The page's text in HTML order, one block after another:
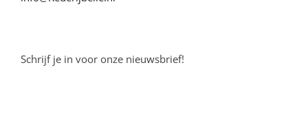
Schrijf je in voor onze nieuwsbrief!